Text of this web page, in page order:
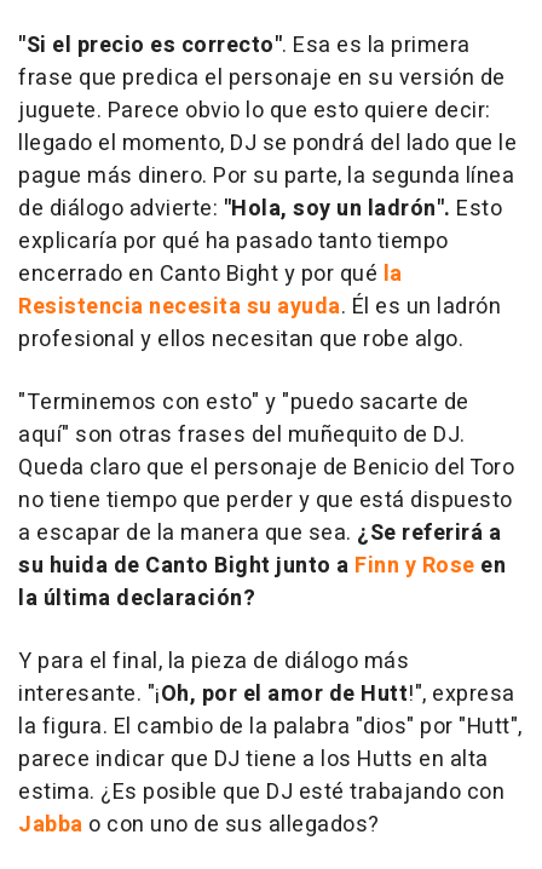
"Si el precio es correcto". Esa es la primera
frase que predica el personaje en su versión de
juguete. Parece obvio lo que esto quiere decir:
llegado el momento, DJ se pondrá del lado que le
pague más dinero. Por su parte, la segunda línea
de diálogo advierte: "Hola, soy un ladrón". Esto
explicaría por qué ha pasado tanto tiempo
encerrado en Canto Bight y por qué la
Resistencia necesita su ayuda. Él es un ladrón
profesional y ellos necesitan que robe algo.
"Terminemos con esto" y "puedo sacarte de
aquí" son otras frases del muñequito de DJ.
Queda claro que el personaje de Benicio del Toro
no tiene tiempo que perder y que está dispuesto
a escapar de la manera que sea. ¿Se referirá a
su huida de Canto Bight junto a Finn y Rose en
la última declaración?
Y para el final, la pieza de diálogo más
interesante. "¡Oh, por el amor de Hutt!", expresa
la figura. El cambio de la palabra "dios" por "Hutt",
parece indicar que DJ tiene a los Hutts en alta
estima. ¿Es posible que DJ esté trabajando con
Jabba o con uno de sus allegados?